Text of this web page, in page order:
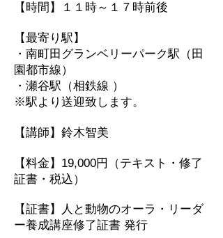
​【時間】１１時～１７時前後
【最寄り駅】
・南町田グランベリーパーク駅（田
園都市線）
・瀬谷駅（相鉄線 ）
​※駅より送迎致します。
【講師】鈴木智美
【料金】19,000円（テキスト・修了
証書・税込）
​【証書】人と動物のオーラ・リーダ
ー養成講座修了証書 発行